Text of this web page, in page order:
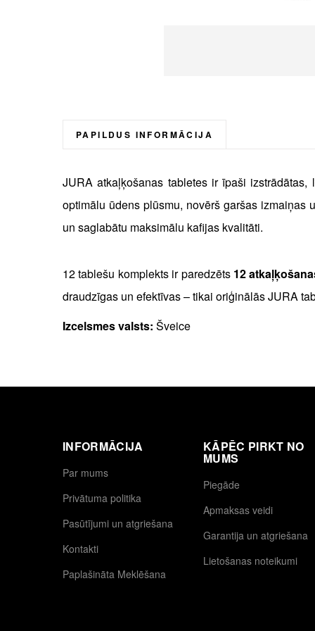
beginning
images
gallery
PAPILDUS INFORMĀCIJA
JURA atkaļķošanas tabletes ir īpaši
optimālu ūdens plūsmu, novērš garšas
un saglabātu maksimālu kafijas kvalitāti.
12 tablešu komplekts ir paredzēts 12
draudzīgas un efektīvas – tikai oriģinālās JURA
Izcelsmes valsts: Šveice
INFORMĀCIJA
Par mums
Privātuma politika
Pasūtījumi un atgriešana
Kontakti
Paplašināta Meklēšana
KĀPĒC PIRKT NO
MUMS
Piegāde
Apmaksas veidi
Garantija un atgriešana
Lietošanas noteikumi